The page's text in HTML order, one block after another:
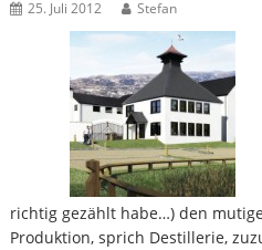
25. Juli 2012 Stefan
richtig gezählt habe…) den
Produktion, sprich Destillerie,